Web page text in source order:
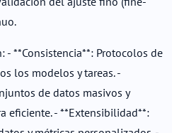
- **Consistencia**: Protocolos de
los modelos y tareas. -
de datos masivos y
eficiente. - **Extensibilidad**: